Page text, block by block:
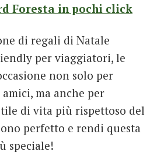
Foresta in pochi click
di regali di Natale
per viaggiatori, le
non solo per
ma anche per
di vita più rispettoso del
perfetto e rendi questa
speciale!